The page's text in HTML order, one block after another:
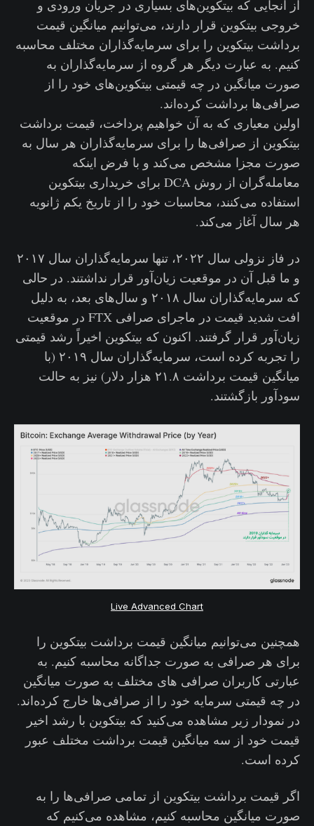
از آنجایی که بیتکوین‌های بسیاری در جریان ورودی و
خروجی بیتکوین قرار دارند، می‌توانیم میانگین قیمت
برداشت بیتکوین را برای سرمایه‌گذاران مختلف محاسبه
کنیم. به عبارت دیگر هر گروه از سرمایه‌گذاران به
صورت میانگین در چه قیمتی بیتکوین‌های خود را از
صرافی‌ها برداشت کرده‌اند.
اولین معیاری که به آن خواهیم پرداخت، قیمت برداشت
بیتکوین از صرافی‌ها را برای سرمایه‌گذاران هر سال به
صورت مجزا مشخص می‌کند و با فرض اینکه
معامله‌گران از روش DCA برای خریداری بیتکوین
استفاده می‌کنند، محاسبات خود را از تاریخ یکم ژانویه
هر سال آغاز می‌کند.
در فاز نزولی سال ۲۰۲۲، تنها سرمایه‌گذاران سال ۲۰۱۷
و ما قبل آن در موقعیت زیان‌آور قرار نداشتند. در حالی
که سرمایه‌گذاران سال ۲۰۱۸ و سال‌های بعد، به دلیل
افت شدید قیمت در ماجرای صرافی FTX در موقعیت
زیان‌آور قرار گرفتند. اکنون که بیتکوین اخیراً رشد قیمتی
را تجربه کرده است، سرمایه‌گذاران سال ۲۰۱۹ (با
میانگین قیمت برداشت ۲۱.۸ هزار دلار) نیز به حالت
سودآور بازگشتند.
Live Advanced Chart
همچنین می‌توانیم میانگین قیمت برداشت بیتکوین را
برای هر صرافی به صورت جداگانه محاسبه کنیم. به
عبارتی کاربران صرافی های مختلف به صورت میانگین
در چه قیمتی سرمایه خود را از صرافی‌‌ها خارج کرده‌اند.
در نمودار زیر مشاهده می‌کنید که بیتکوین با رشد اخیر
قیمت خود از سه میانگین قیمت برداشت مختلف عبور
کرده است.
اگر قیمت برداشت بیتکوین از تمامی صرافی‌ها را به
صورت میانگین محاسبه کنیم، مشاهده می‌کنیم که